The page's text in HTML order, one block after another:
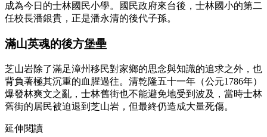
成為今日的士林國民小學。國民政府來台後，士林國小的第二
任校長潘銀貴，正是潘永清的後代子孫。
滿山英魂的後方堡壘
芝山岩除了滿足漳州移民對家鄉的思念與知識的追求之外，也
背負著極其沉重的血腥過往。清乾隆五十一年（公元1786年）
爆發林爽文之亂，士林舊街也不能避免地受到波及，當時士林
舊街的居民被迫退到芝山岩，但最終仍造成大量死傷。
延伸閱讀